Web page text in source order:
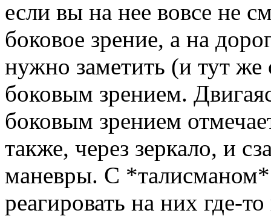
если вы на нее вовсе не
боковое зрение, а на
нужно заметить (и тут же
боковым зрением.
боковым зрением
также, через зеркало, и
маневры. С *талисманом*
реагировать на них где-